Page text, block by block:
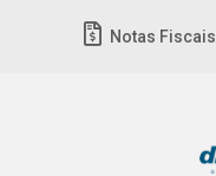
Notas Fiscais